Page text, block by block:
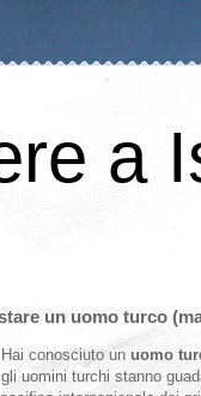
a
un uomo turco
Hai conosciuto un uomo
gli uomini turchi stanno